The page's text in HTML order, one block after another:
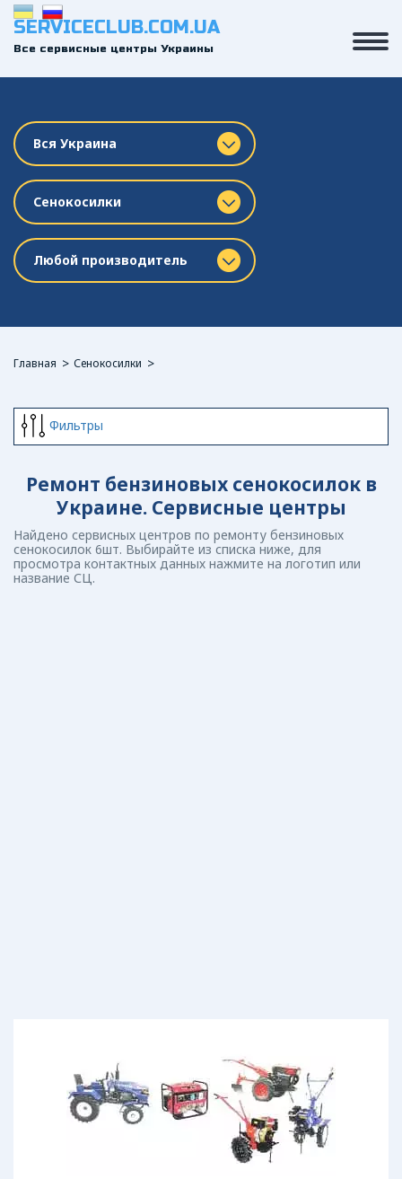
SERVICECLUB.COM.UA
Все сервисные центры Украины
Вся Украина
Сенокосилки
Любой производитель
Главная Сенокосилки
Фильтры
Ремонт бензиновых сенокосилок в
Украине. Сервисные центры
Найдено сервисных центров по ремонту бензиновых
сенокосилок 6шт. Выбирайте из списка ниже, для
просмотра контактных данных нажмите на логотип или
название СЦ.